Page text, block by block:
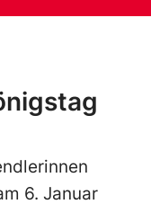
6. Januar